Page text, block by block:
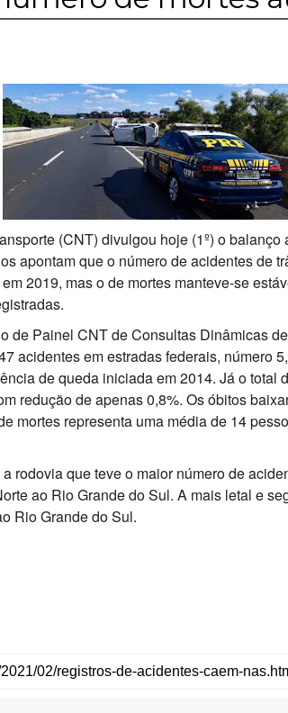
(CNT) divulgou hoje (1º) o
apontam que o número de acidentes de
2019, mas o de mortes manteve-se
de Painel CNT de Consultas Dinâmicas
acidentes em estradas federais, número
de queda iniciada em 2014. Já o total
redução de apenas 0,8%. Os óbitos
mortes representa uma média de 14
rodovia que teve o maior número de
ao Rio Grande do Sul. A mais letal e
Rio Grande do Sul.